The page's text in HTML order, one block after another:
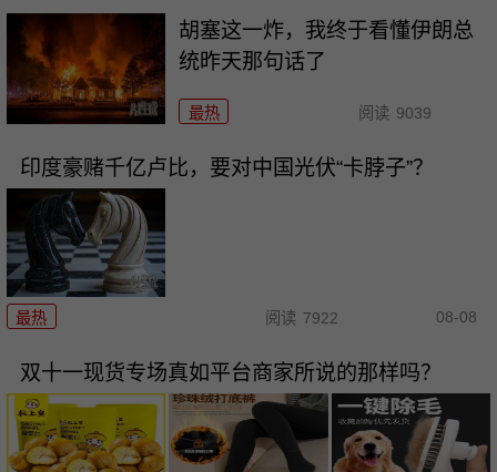
胡塞这一炸，我终于看懂伊朗总
统昨天那句话了
最热 阅读 9039
印度豪赌千亿卢比，要对中国光伏“卡脖子”？
最热 阅读 7922 08-08
双十一现货专场真如平台商家所说的那样吗？